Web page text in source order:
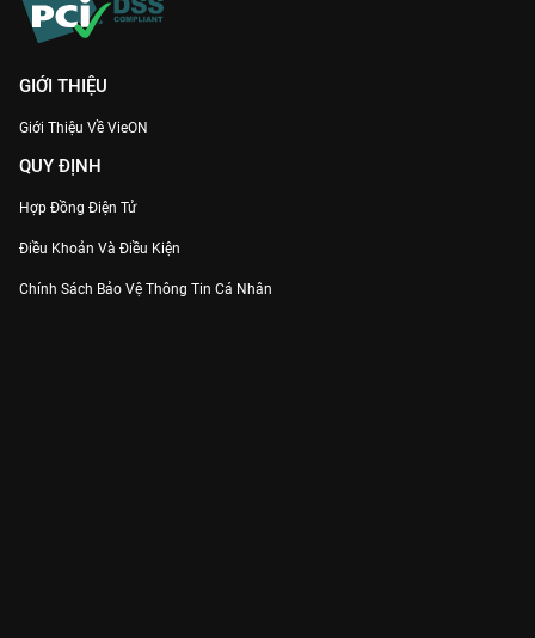
GIỚI THIỆU
Giới Thiệu Về VieON
QUY ĐỊNH
Hợp Đồng Điện Tử
Điều Khoản Và Điều Kiện
Chính Sách Bảo Vệ Thông Tin Cá Nhân